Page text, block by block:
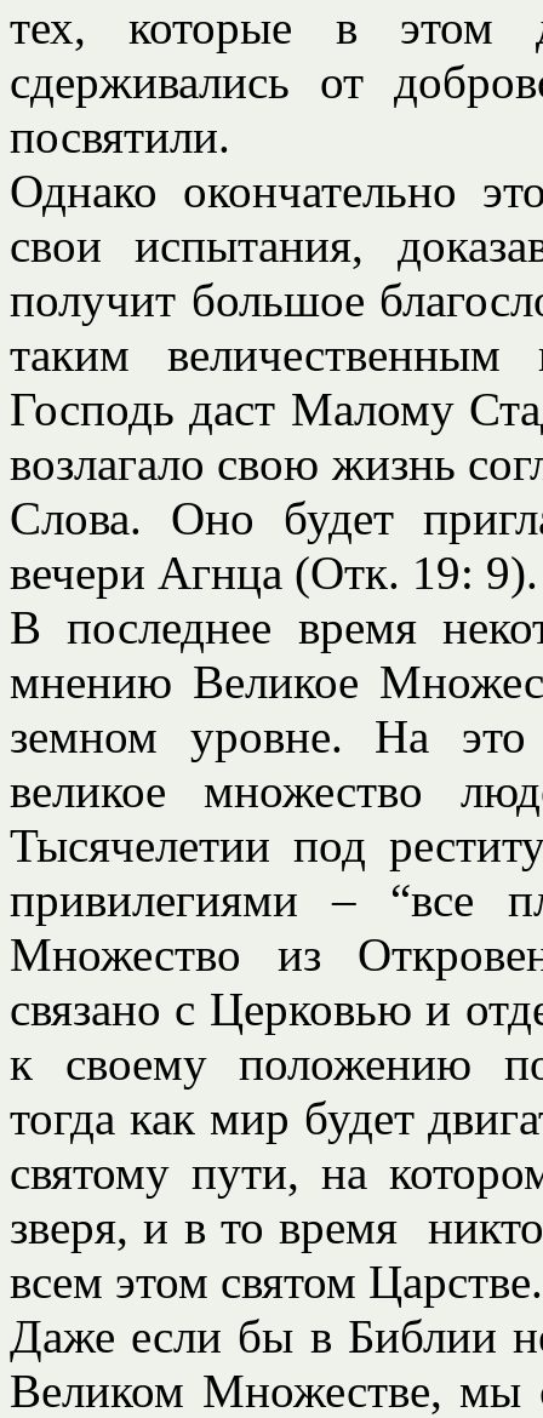
тех, которые в этом
сдерживались от
посвятили.
Однако окончательно
свои испытания,
получит большое
таким
Господь даст Малому
возлагало свою жизнь
Слова. Оно будет
вечери Агнца (Отк. 19: 9).
В последнее время
мнению Великое
земном уровне. На это
великое множество
Тысячелетии под
привилегиями – “все
Множество из
связано с Церковью и
к своему положению
тогда как мир будет
святому пути, на
зверя, и в то время
всем этом святом Царстве.
Даже если бы в Библии
Великом Множестве, мы